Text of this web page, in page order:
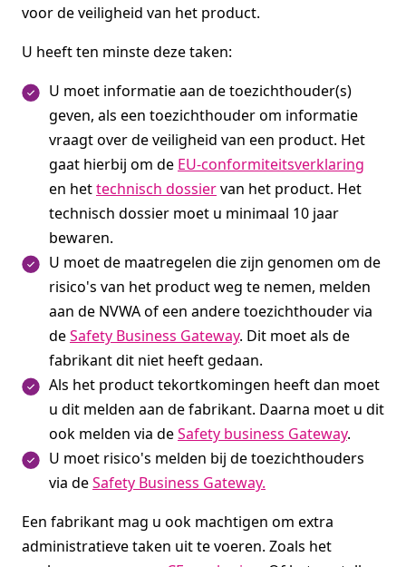
voor de veiligheid van het product.
U heeft ten minste deze taken:
U moet informatie aan de toezichthouder(s)
geven, als een toezichthouder om informatie
vraagt over de veiligheid van een product. Het
gaat hierbij om de EU-conformiteitsverklaring
en hettechnisch dossiervan het product. Het
technisch dossier moet u minimaal 10 jaar
bewaren.
U moet de maatregelen die zijn genomen om de
risico's van het product weg te nemen, melden
aan de NVWA of een andere toezichthouder via
deSafety Business Gateway. Dit moet als de
fabrikant dit niet heeft gedaan.
Als het product tekortkomingen heeft dan moet
u dit melden aan de fabrikant. Daarna moet u dit
ook melden via deSafety business Gateway.
U moet risico's melden bij de toezichthouders
via deSafety Business Gateway.
Een fabrikant mag u ook machtigen om extra
administratieve taken uit te voeren. Zoals het